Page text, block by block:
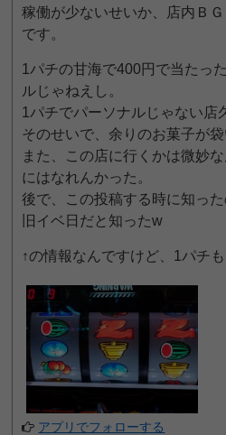
稼働が少ないせいか、店内Ｂ
です。
1パチの甘海で400円で当たっ
ルじゃねえし。
1パチでパーソナルじゃない店
そのせいで、余りのお菓子が袋
また、この店に行くかは微妙
にはなれんかった。
後で、この投稿する時に知っ
旧イベ日だと知ったw
↑の情報なんですけど、1パチ
アプリでフォローする